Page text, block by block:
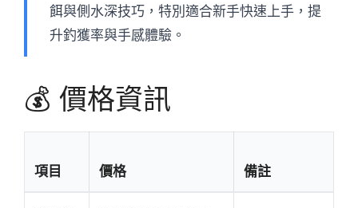
餌與側水深技巧，特別適合新手快速上手，提
升釣獲率與手感體驗。
💰 價格資訊
項目 價格 備註